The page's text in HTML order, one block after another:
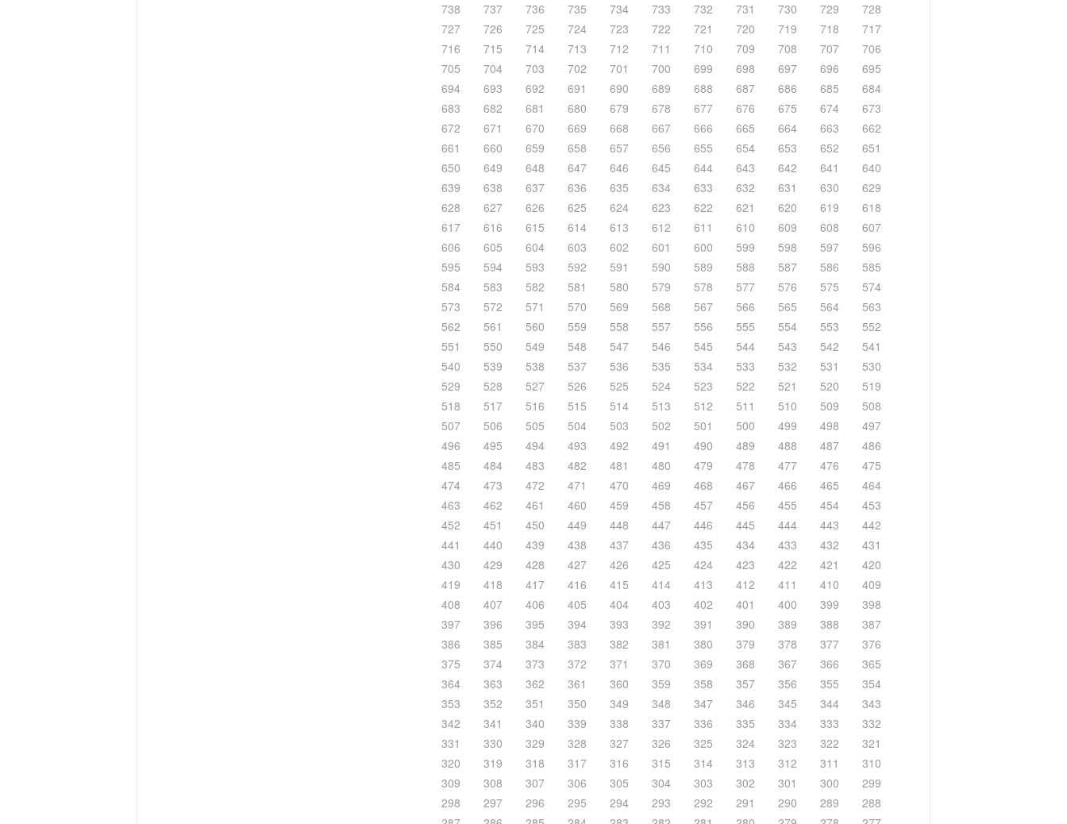
738
737 736 735 734 733 732 731 730 729
728
727
726 725 724 723 722 721 720 719 718
717
716
715 714 713 712 711 710 709 708 707
706
705
704 703 702 701 700 699 698 697 696
695
694
693 692 691 690 689 688 687 686 685
684
683
682 681 680 679 678 677 676 675 674
673
672
671 670 669 668 667 666 665 664 663
662
661
660 659 658 657 656 655 654 653 652
651
650
649 648 647 646 645 644 643 642 641
640
639
638 637 636 635 634 633 632 631 630
629
628
627 626 625 624 623 622 621 620 619
618
617
616 615 614 613 612 611 610 609 608
607
606
605 604 603 602 601 600 599 598 597
596
595
594 593 592 591 590 589 588 587 586
585
584
583 582 581 580 579 578 577 576 575
574
573
572 571 570 569 568 567 566 565 564
563
562
561 560 559 558 557 556 555 554 553
552
551
550 549 548 547 546 545 544 543 542
541
540
539 538 537 536 535 534 533 532 531
530
529
528 527 526 525 524 523 522 521 520
519
518
517 516 515 514 513 512 511 510 509
508
507
506 505 504 503 502 501 500 499 498
497
496
495 494 493 492 491 490 489 488 487
486
485
484 483 482 481 480 479 478 477 476
475
474
473 472 471 470 469 468 467 466 465
464
463
462 461 460 459 458 457 456 455 454
453
452
451 450 449 448 447 446 445 444 443
442
441
440 439 438 437 436 435 434 433 432
431
430
429 428 427 426 425 424 423 422 421
420
419
418 417 416 415 414 413 412 411 410
409
408
407 406 405 404 403 402 401 400 399
398
397
396 395 394 393 392 391 390 389 388
387
386
385 384 383 382 381 380 379 378 377
376
375
374 373 372 371 370 369 368 367 366
365
364
363 362 361 360 359 358 357 356 355
354
353
352 351 350 349 348 347 346 345 344
343
342
341 340 339 338 337 336 335 334 333
332
331
330 329 328 327 326 325 324 323 322
321
320
319 318 317 316 315 314 313 312 311
310
309
308 307 306 305 304 303 302 301 300
299
298
297 296 295 294 293 292 291 290 289
288